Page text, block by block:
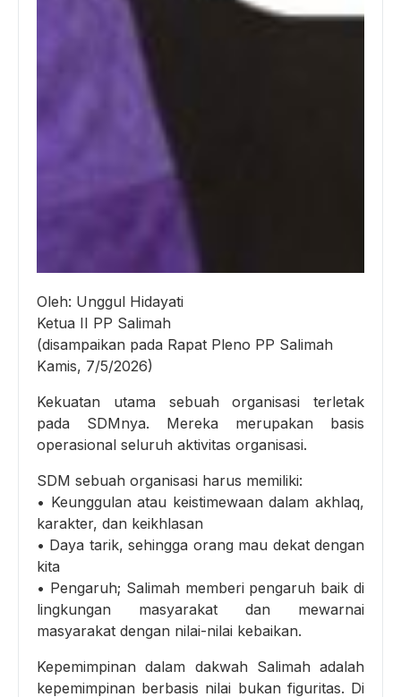
Oleh: Unggul Hidayati
Ketua II PP Salimah
(disampaikan pada Rapat Pleno PP Salimah
Kamis, 7/5/2026)
Kekuatan utama sebuah organisasi terletak
pada SDMnya. Mereka merupakan basis
operasional seluruh aktivitas organisasi.
SDM sebuah organisasi harus memiliki:
• Keunggulan atau keistimewaan dalam akhlaq,
karakter, dan keikhlasan
• Daya tarik, sehingga orang mau dekat dengan
kita
• Pengaruh; Salimah memberi pengaruh baik di
lingkungan masyarakat dan mewarnai
masyarakat dengan nilai-nilai kebaikan.
Kepemimpinan dalam dakwah Salimah adalah
kepemimpinan berbasis nilai bukan figuritas. Di